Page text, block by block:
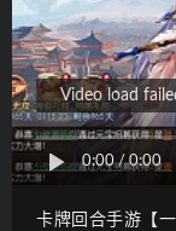
0:00/0:00
Video load
卡牌回合手游【